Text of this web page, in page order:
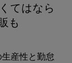
てはなら
も
産性と勤怠